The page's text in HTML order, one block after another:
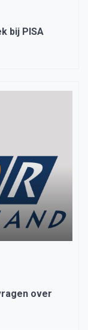
bij PISA
over